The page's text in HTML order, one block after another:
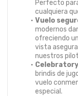
Perfecto
cualquiera
Vuelo
modernos
ofreciendo
vista
nuestros
brindis de
vuelo
especial.